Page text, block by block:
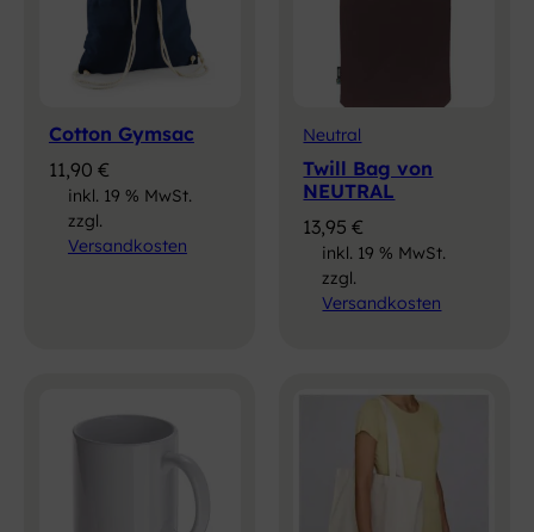
Cotton Gymsac
11,90 €
inkl. 19 % MwSt.
zzgl.
Versandkosten
Neutral
Twill Bag von
NEUTRAL
13,95€
inkl. 19 % MwSt.
zzgl.
Versandkosten